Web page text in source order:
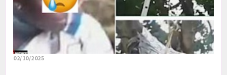
02/10/2025